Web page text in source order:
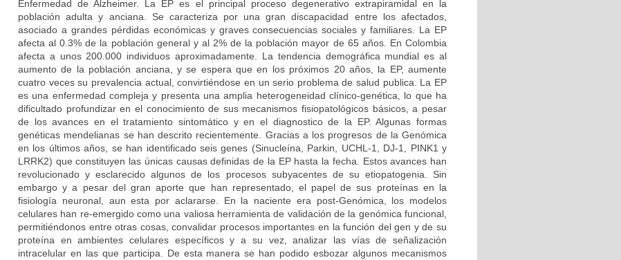
Enfermedad de Alzheimer. La EP es el principal proceso degenerativo extrapiramidal en la
población adulta y anciana. Se caracteriza por una gran discapacidad entre los afectados,
asociado a grandes pérdidas económicas y graves consecuencias sociales y familiares. La EP
afecta al 0.3% de la población general y al 2% de la población mayor de 65 años. En Colombia
afecta a unos 200.000 individuos aproximadamente. La tendencia demográfica mundial es al
aumento de la población anciana, y se espera que en los próximos 20 años, la EP, aumente
cuatro veces su prevalencia actual, convirtiéndose en un serio problema de salud publica. La EP
es una enfermedad compleja y presenta una amplia heterogeneidad clínico-genética, lo que ha
dificultado profundizar en el conocimiento de sus mecanismos fisiopatológicos básicos, a pesar
de los avances en el tratamiento sintomático y en el diagnostico de la EP. Algunas formas
genéticas mendelianas se han descrito recientemente. Gracias a los progresos de la Genómica
en los últimos años, se han identificado seis genes (Sinucleína, Parkin, UCHL-1, DJ-1, PINK1 y
LRRK2) que constituyen las únicas causas definidas de la EP hasta la fecha. Estos avances han
revolucionado y esclarecido algunos de los procesos subyacentes de su etiopatogenia. Sin
embargo y a pesar del gran aporte que han representado, el papel de sus proteínas en la
fisiología neuronal, aun esta por aclararse. En la naciente era post-Genómica, los modelos
celulares han re-emergido como una valiosa herramienta de validación de la genómica funcional,
permitiéndonos entre otras cosas, convalidar procesos importantes en la función del gen y de su
proteína en ambientes celulares específicos y a su vez, analizar las vías de señalización
intracelular en las que participa. De esta manera se han podido esbozar algunos mecanismos